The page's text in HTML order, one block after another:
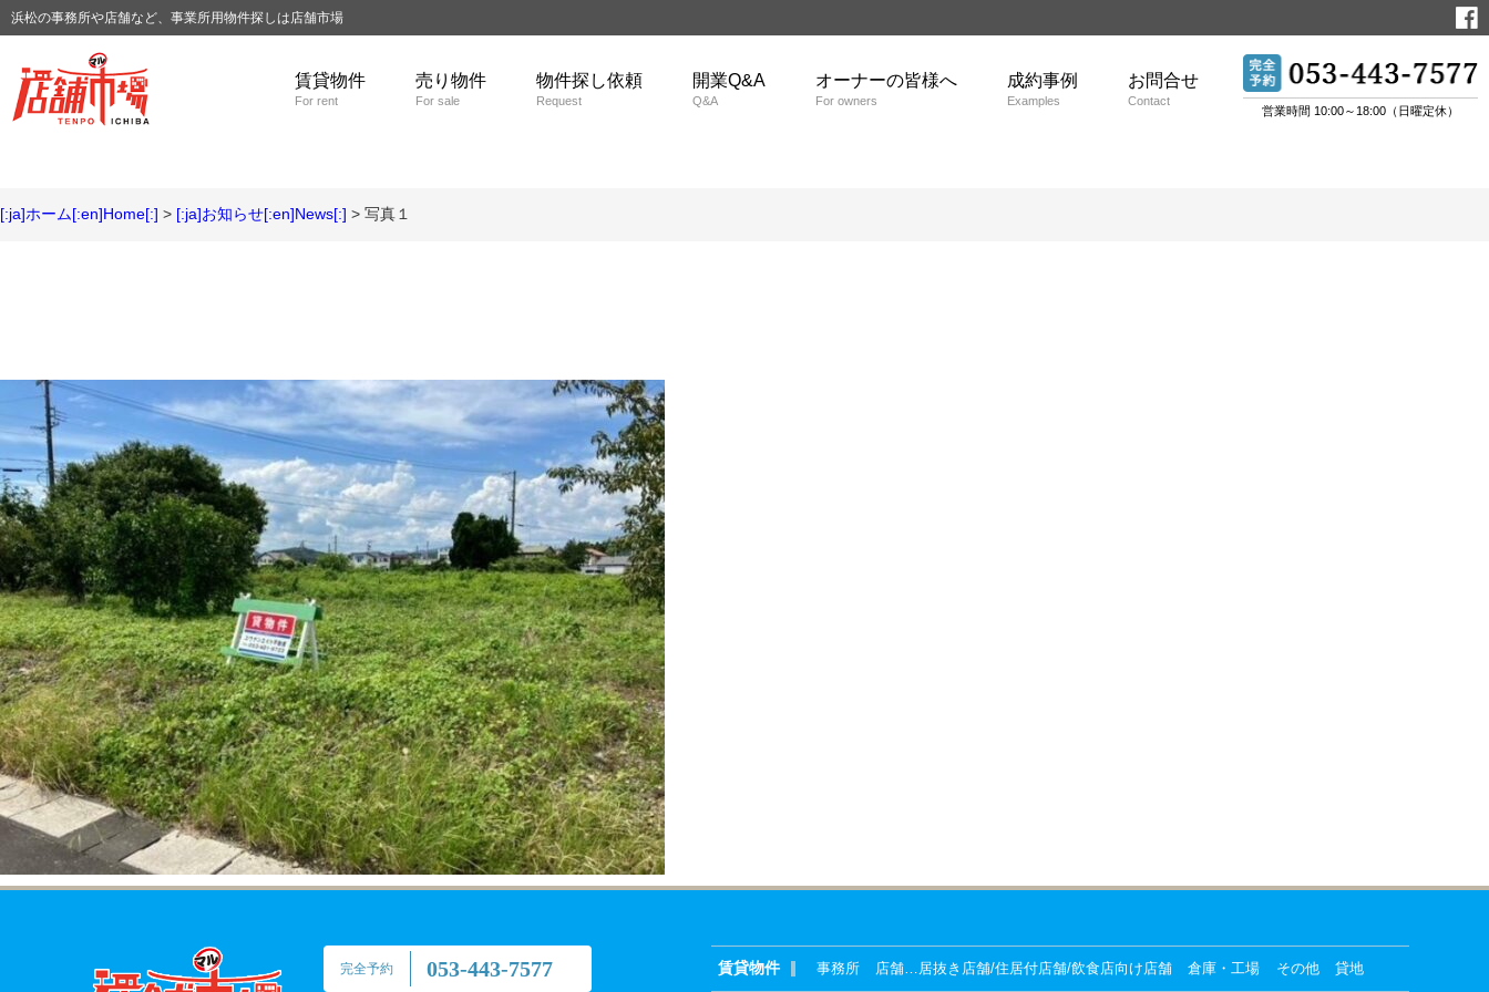
浜松の事務所や店舗など、事業所用物件探しは店舗市場
賃貸物件
For rent
売り物件
For sale
物件探し依頼
Request
開業Q&A
Q&A
オーナーの皆様へ
For owners
成約事例
Examples
お問合せ
Contact
営業時間 10:00～18:00（日曜定休）
[:ja]ホーム[:en]Home[:] > [:ja]お知らせ[:en]News[:] > 写真１
完全予約 053-443-7577 賃貸物件 事務所 店舗…居抜き店舗/住居付店舗/飲食店向け店舗 倉庫・工場 その他 貸地